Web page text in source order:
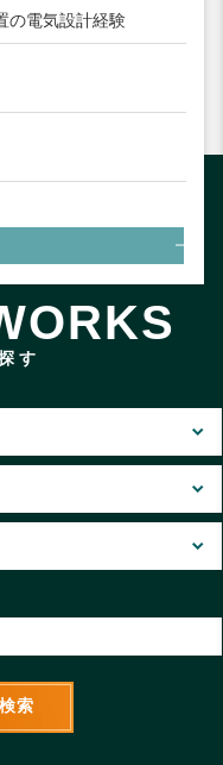
の電気設計経験
す